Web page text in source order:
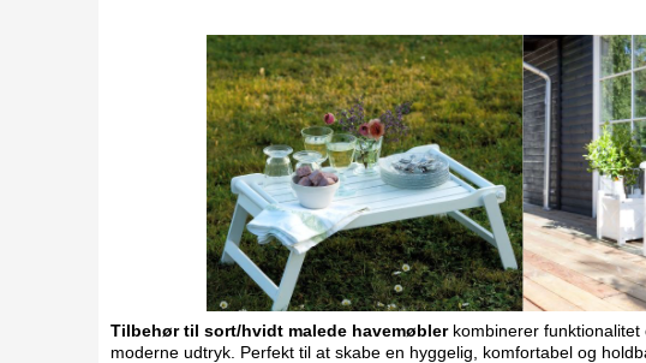
Tilbehør til sort/hvidt malede havemøblerkombinerer funktionalitet
moderne udtryk. Perfekt til at skabe en hyggelig, komfortabel og